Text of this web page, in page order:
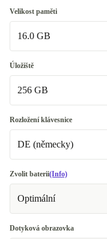
Dobrý
Velmi dobrý
Vynikající
Velikost paměti
16.0 GB
16.0 GB
K dispozici v jiné konfiguraci
24.0 GB
Úložiště
256 GB
256 GB
512 GB
Rozložení klávesnice
DE (německy)
FR (francouzština)
DE (německy)
US (americká angličtina)
Zvolit baterii(Info)
Optimální
Dotyková obrazovka